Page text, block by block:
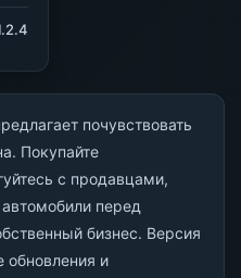
почувствовать
Покупайте
с продавцами,
перед
бизнес. Версия
обновления и